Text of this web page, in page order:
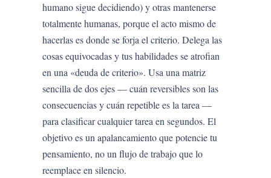
humano sigue decidiendo) y otras mantenerse
totalmente humanas, porque el acto mismo de
hacerlas es donde se forja el criterio. Delega las
cosas equivocadas y tus habilidades se atrofian
en una «deuda de criterio». Usa una matriz
sencilla de dos ejes — cuán reversibles son las
consecuencias y cuán repetible es la tarea —
para clasificar cualquier tarea en segundos. El
objetivo es un apalancamiento que potencie tu
pensamiento, no un flujo de trabajo que lo
reemplace en silencio.